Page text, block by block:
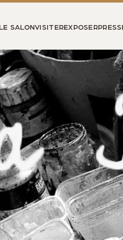
SALONVISITEREXPOSER